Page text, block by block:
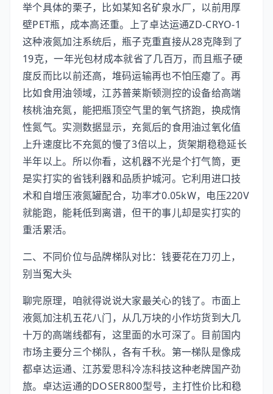
举个具体的栗子，比如某知名矿泉水厂，以前用厚
壁PET瓶，成本高还重。上了卓达运通ZD-CRYO-1
这种液氮加注系统后，瓶子克重直接从28克降到了
19克，一年光包材成本就省了几百万，而且瓶子硬
度反而比以前还高，堆码运输再也不怕压瘪了。再
比如食用油领域，江苏普莱斯顿测控的设备给高端
核桃油充氮，能把瓶顶空气里的氧气挤跑，换成惰
性氮气。实测数据显示，充氮后的食用油过氧化值
上升速度比不充氮的慢了3倍以上，货架期稳稳延长
半年以上。所以你看，这机器不光是个打气筒，更
是实打实的省钱利器和品质护城河。它利用进口技
术和自增压液氮罐配合，功率才0.05kW，电压220V
就能跑，能耗低到离谱，但干的事儿却是实打实的
重活累活。
二、不同价位与品牌梯队对比：钱要花在刀刃上，
别当冤大头
聊完原理，咱就得说说大家最关心的钱了。市面上
液氮加注机五花八门，从几万块的小作坊货到大几
十万的高端线都有，这里面的水可深了。目前国内
市场主要分三个梯队，各有千秋。第一梯队是像成
都卓达运通、江苏爱思科冷冻科技这种老牌国产劲
旅。卓达运通的DOSER800型号，主打性价比和稳